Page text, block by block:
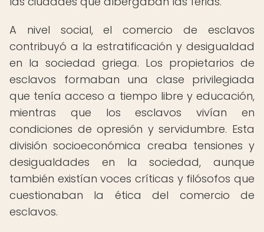
A nivel social, el comercio de esclavos
contribuyó a la estratificación y desigualdad
en la sociedad griega. Los propietarios de
esclavos formaban una clase privilegiada
que tenía acceso a tiempo libre y educación,
mientras que los esclavos vivían en
condiciones de opresión y servidumbre. Esta
división socioeconómica creaba tensiones y
desigualdades en la sociedad, aunque
también existían voces críticas y filósofos que
cuestionaban la ética del comercio de
esclavos.